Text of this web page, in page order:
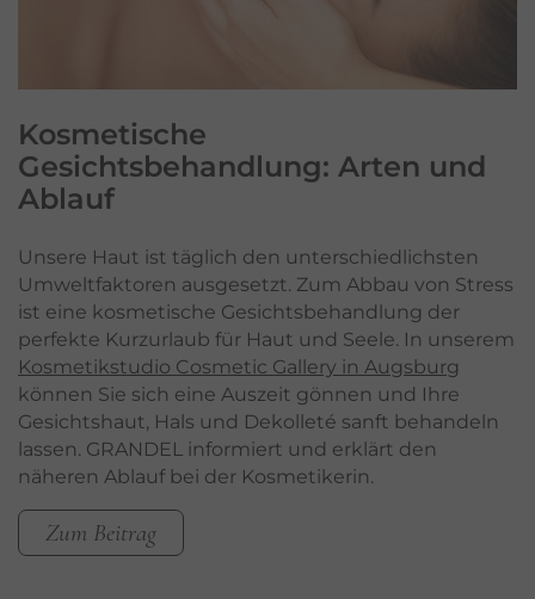
Kosmetische
Gesichtsbehandlung: Arten und
Ablauf
Unsere Haut ist täglich den unterschiedlichsten
Umweltfaktoren ausgesetzt. Zum Abbau von Stress
ist eine kosmetische Gesichtsbehandlung der
perfekte Kurzurlaub für Haut und Seele. In unserem
Kosmetikstudio Cosmetic Gallery in Augsburg
können Sie sich eine Auszeit gönnen und Ihre
Gesichtshaut, Hals und Dekolleté sanft behandeln
lassen. GRANDEL informiert und erklärt den
näheren Ablauf bei der Kosmetikerin.
Zum Beitrag